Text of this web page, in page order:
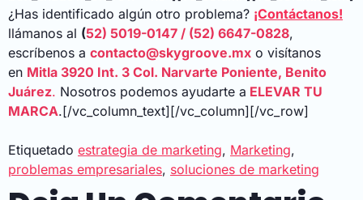
¿Has identificado algún otro problema? ¡Contáctanos!
llámanos al (52) 5019-0147 / (52) 6647-0828,
escríbenos a contacto@skygroove.mx o visítanos
en Mitla 3920 Int. 3 Col. Narvarte Poniente, Benito
Juárez. Nosotros podemos ayudarte a ELEVAR TU
MARCA.[/vc_column_text][/vc_column][/vc_row]
Etiquetado estrategia de marketing, Marketing,
problemas empresariales, soluciones de marketing